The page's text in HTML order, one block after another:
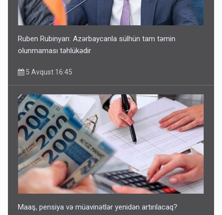
Ruben Rubinyan: Azərbaycanla sülhün tam təmin
olunmaması təhlükədir
5 Avqust 16:45
Maaş, pensiya və müavinətlər yenidən artırılacaq?